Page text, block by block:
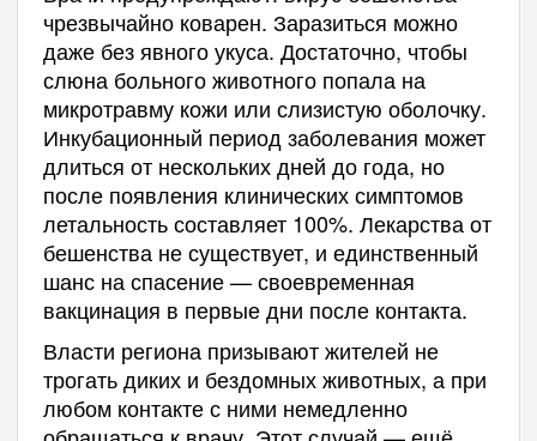
чрезвычайно коварен. Заразиться можно
даже без явного укуса. Достаточно, чтобы
слюна больного животного попала на
микротравму кожи или слизистую оболочку.
Инкубационный период заболевания может
длиться от нескольких дней до года, но
после появления клинических симптомов
летальность составляет 100%. Лекарства от
бешенства не существует, и единственный
шанс на спасение — своевременная
вакцинация в первые дни после контакта.
Власти региона призывают жителей не
трогать диких и бездомных животных, а при
любом контакте с ними немедленно